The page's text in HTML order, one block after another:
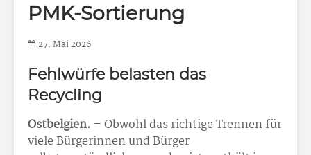
PMK-Sortierung
27. Mai 2026
Fehlwürfe belasten das
Recycling
Ostbelgien. – Obwohl das richtige Trennen für
viele Bürgerinnen und Bürger